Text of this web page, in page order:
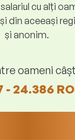
cu alți
din aceeași
și anonim.
oameni
- 24.386